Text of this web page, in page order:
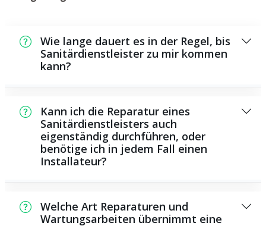
Wie lange dauert es in der Regel, bis
Sanitärdienstleister zu mir kommen
kann?
Zeitraum bei Ihnen vor Ort sein. Das hängt
aber auch von der Auftragslage zu dem
Zeitraum ab und von der Verkehrssituation
und der örtlichen Gegebenheit.
Kann ich die Reparatur eines
Sanitärdienstleisters auch
eigenständig durchführen, oder
benötige ich in jedem Fall einen
Installateur?
Wartungsarbeiten, die Sie selbst ausführen
können, zum Beispiel die Anwendung von
Welche Art Reparaturen und
Wartungsarbeiten übernimmt eine